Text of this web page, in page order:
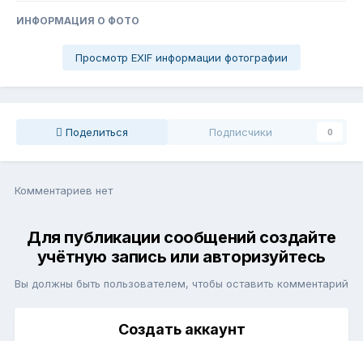
ИНФОРМАЦИЯ О ФОТО
Просмотр EXIF информации фотографии
Поделиться Подписчики 0
Комментариев нет
Для публикации сообщений создайте
учётную запись или авторизуйтесь
Вы должны быть пользователем, чтобы оставить комментарий
Создать аккаунт